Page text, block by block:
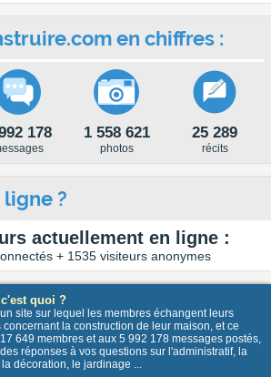
en chiffres :
178 1 558 621
photos
25 289
récits
?
actuellement en ligne :
+ 1535 visiteurs anonymes
quoi ?
site sur lequel les membres échangent leurs
la construction de leur maison, et ce
649 membres et aux 5 992 178 messages postés,
réponses à vos questions sur l'administratif, la
décoration, le jardinage ...